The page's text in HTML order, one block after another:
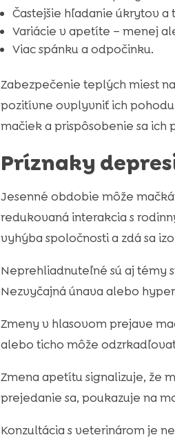
Častejšie hľadanie úkrytov a
Variácie v apetíte – menej
Viac spánku a odpočinku.
Zabezpečenie teplých miest
pozitívne ovplyvniť ich
mačiek a prispôsobenie sa ich
Príznaky
Jesenné obdobie môže
redukovaná interakcia s
vyhýba spoločnosti a zdá sa
Neprehliadnuteľné sú aj témy
Nezvyčajná únava alebo
Zmeny v hlasovom prejave
alebo ticho môže
Zmena apetítu signalizuje, že
prejedanie sa, poukazuje na
Konzultácia s veterinárom je